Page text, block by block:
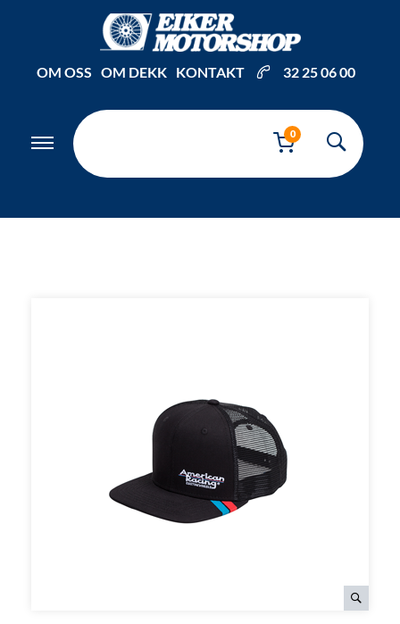
OM OSS OM DEKK KONTAKT 32 25 06 00
0